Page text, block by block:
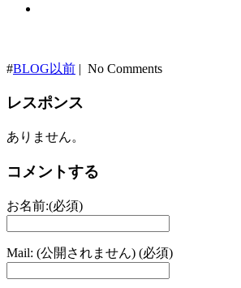
#BLOG以前 | No Comments
レスポンス
ありません。
コメントする
お名前:(必須)
Mail: (公開されません) (必須)